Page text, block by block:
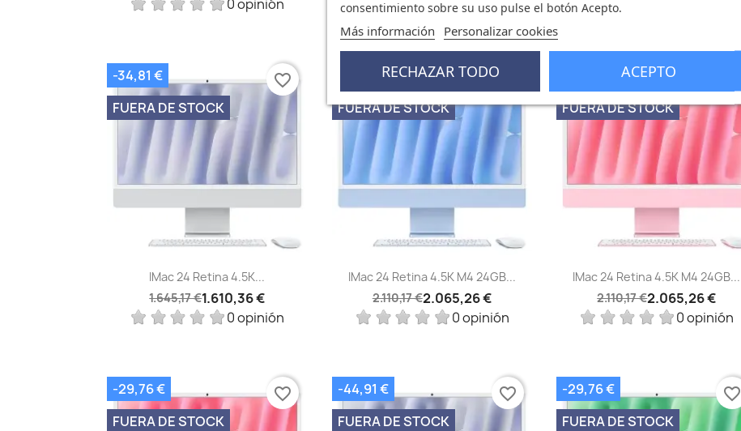
Vista rápida
IMac 24 Retina 4.5K...
1.645,17 €1.610,36 €
0 opinión
-34,81 €
FUERA DE STOCK
favorite_border
Vista rápida
IMac 24 Retina 4.5K M4 24GB...
2.110,17 €2.065,26 €
0 opinión
-44,91 €
FUERA DE STOCK
favorite_border
Vista rápida
IMac 24 Retina 4.5K M4 24GB...
2.110,17 €2.065,26 €
0 opinión
FUERA DE STOCK
-29,76 €
FUERA DE STOCK
favorite_border
-44,91 €
FUERA DE STOCK
favorite_border
-29,76 €
FUERA DE STOCK
favorite_border
consentimiento sobre su uso pulse el botón Acepto.
Más información Personalizar cookies
RECHAZAR TODO ACEPTO